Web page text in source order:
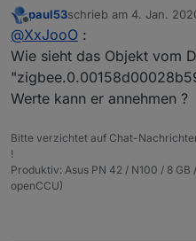
}
Könntest Du bitte
vom typ boolean ein
Leider fehlen mir die
Script aus dem
interpretieren.
Danke!
"_id":
Offline
paul53schrieb am 4. Jan.
zuletzt editiert von
@XxJooO :
Wie sieht das Objekt vom
Werte kann er annehmen ?
Bitte verzichtet auf Chat-
!
Produktiv: Asus PN 42 / N100 / 8
openCCU)